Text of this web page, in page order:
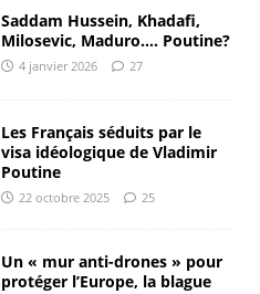
Saddam Hussein, Khadafi,
Milosevic, Maduro…. Poutine?
4 janvier 2026 27
Les Français séduits par le
visa idéologique de Vladimir
Poutine
22 octobre 2025 25
Un « mur anti-drones » pour
protéger l’Europe, la blague